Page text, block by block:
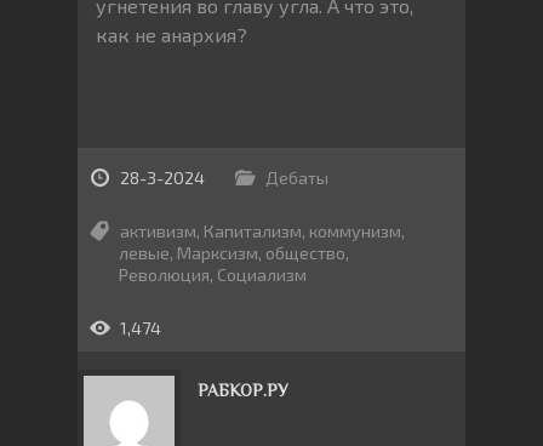
угнетения во главу угла. А что это,
как не анархия?
28-3-2024 Дебаты
активизм, Капитализм, коммунизм,
левые, Марксизм, общество,
Революция, Социализм
1,474
РАБКОР.РУ